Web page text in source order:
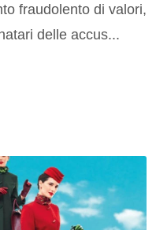
fraudolento di valori,
delle accus...